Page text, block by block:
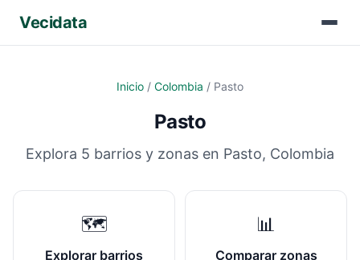
Vecidata
Inicio / Colombia / Pasto
Pasto
Explora 5 barrios y zonas en Pasto, Colombia
🗺️
Explorar barrios
📊
Comparar zonas